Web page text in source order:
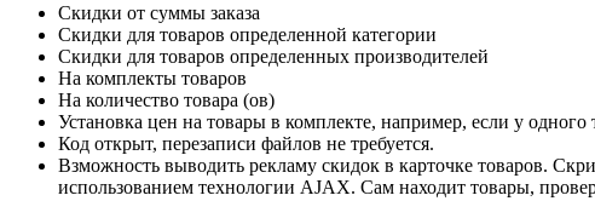
Скидки от суммы заказа
Скидки для товаров определенной категории
Скидки для товаров определенных производителей
На комплекты товаров
На количество товара (ов)
Установка цен на товары в комплекте, например, если у
Код открыт, перезаписи файлов не требуется.
Взможность выводить рекламу скидок в карточке товаров.
использованием технологии AJAX. Сам находит товары,